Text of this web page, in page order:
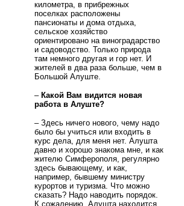
километра, в прибрежных
поселках расположены
пансионаты и дома отдыха,
сельское хозяйство
ориентировано на виноградарство
и садоводство. Только природа
там немного другая и гор нет. И
жителей в два раза больше, чем в
Большой Алуште.
– Какой Вам видится новая
работа в Алуште?
– Здесь ничего нового, чему надо
было бы учиться или входить в
курс дела, для меня нет. Алушта
давно и хорошо знакома мне, и как
жителю Симферополя, регулярно
здесь бывающему, и как,
например, бывшему министру
курортов и туризма. Что можно
сказать? Надо наводить порядок.
К сожалению, Алушта находится